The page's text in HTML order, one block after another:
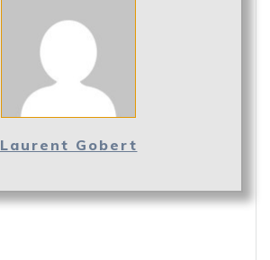
Laurent Gobert